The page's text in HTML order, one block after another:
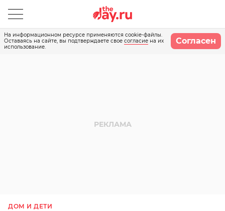
На информационном ресурсе применяются cookie-файлы.
Оставаясь на сайте, вы подтверждаете свое согласие на их
использование.
Согласен
ДОМ И ДЕТИ